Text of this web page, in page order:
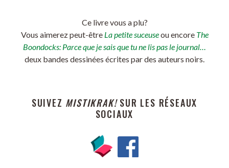
Ce livre vous a plu?
Vous aimerez peut-être La petite suceuseou encore The
Boondocks: Parce que je sais que tu ne lis pas le journal…
deux bandes dessinées écrites par des auteurs noirs.
SUIVEZ MISTIKRAK!SUR LES RÉSEAUX
SOCIAUX